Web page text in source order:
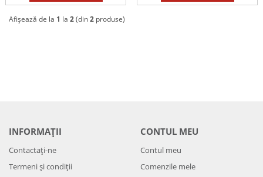
Afișează de la 1 la 2(din2 produse)
INFORMAȚII
Contactați-ne
Termeni și condiții
CONTUL MEU
Contul meu
Comenzile mele